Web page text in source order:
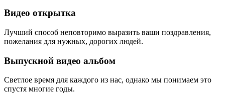
Видео открытка
Лучший способ неповторимо выразить ваши поздравления,
пожелания для нужных, дорогих людей.
Выпускной видео альбом
Светлое время для каждого из нас, однако мы понимаем это
спустя многие годы.